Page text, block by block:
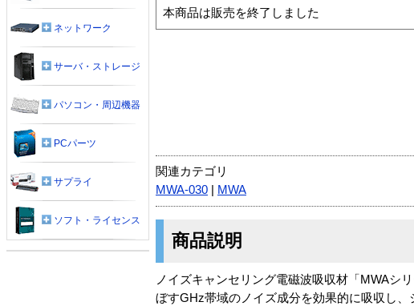
本商品は販売を終了しました
関連カテゴリ
MWA-030
MWA
商品説明
ノイズキャンセリング電磁波吸収材「MWAシ
ぼすGHz帯域のノイズ成分を効果的に吸収し
ネットワーク
サーバ・ストレージ
パソコン・周辺機器
PCパーツ
サプライ
ソフト・ライセンス